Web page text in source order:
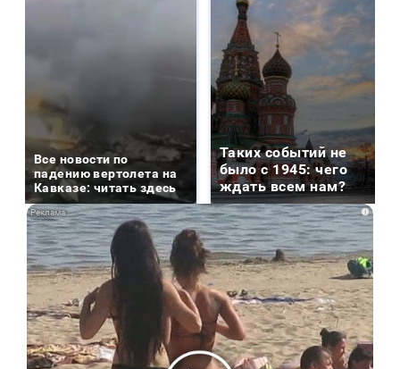
Все новости по
падению вертолета на
Кавказе: читать здесь
Таких событий не
было с 1945: чего
ждать всем нам?
i